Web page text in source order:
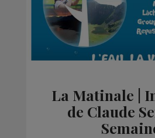
La Matinale |
de Claude